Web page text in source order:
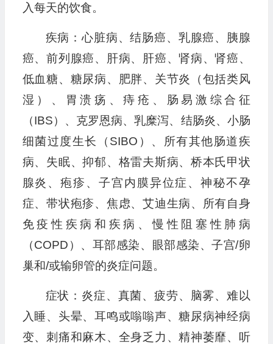
入每天的饮食。
疾病：心脏病、结肠癌、乳腺癌、胰腺
癌、前列腺癌、肝病、肝癌、肾病、肾癌、
低血糖、糖尿病、肥胖、关节炎（包括类风
湿）、胃溃疡、痔疮、肠易激综合征
（IBS）、克罗恩病、乳糜泻、结肠炎、小肠
细菌过度生长（SIBO）、所有其他肠道疾
病、失眠、抑郁、格雷夫斯病、桥本氏甲状
腺炎、疱疹、子宫内膜异位症、神秘不孕
症、带状疱疹、焦虑、艾迪生病、所有自身
免疫性疾病和疾病、慢性阻塞性肺病
（COPD）、耳部感染、眼部感染、子宫/卵
巢和/或输卵管的炎症问题。
症状：炎症、真菌、疲劳、脑雾、难以
入睡、头晕、耳鸣或嗡嗡声、糖尿病神经病
变、刺痛和麻木、全身乏力、精神萎靡、听